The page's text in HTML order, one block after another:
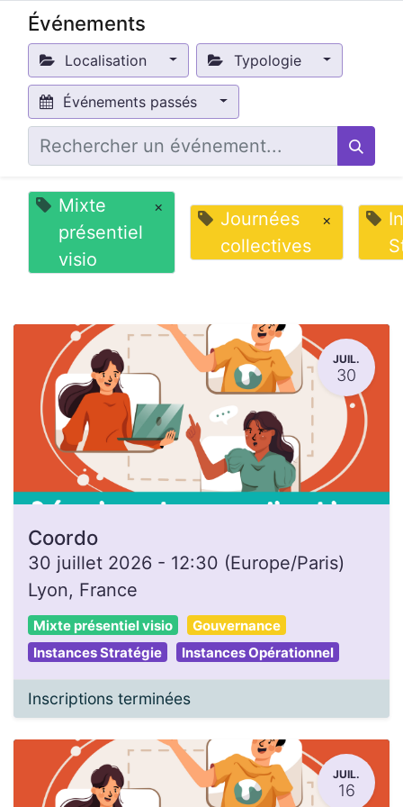
Événements
Localisation Typologie
Événements passés
Mixte
présentiel
visio
×
Journées
collectives
×
JUIL.
30
Coordo
30 juillet 2026 - 12:30 (Europe/Paris)
Lyon, France
Mixte présentiel visio
Gouvernance
Instances Stratégie
Instances Opérationnel
Inscriptions terminées
JUIL.
16